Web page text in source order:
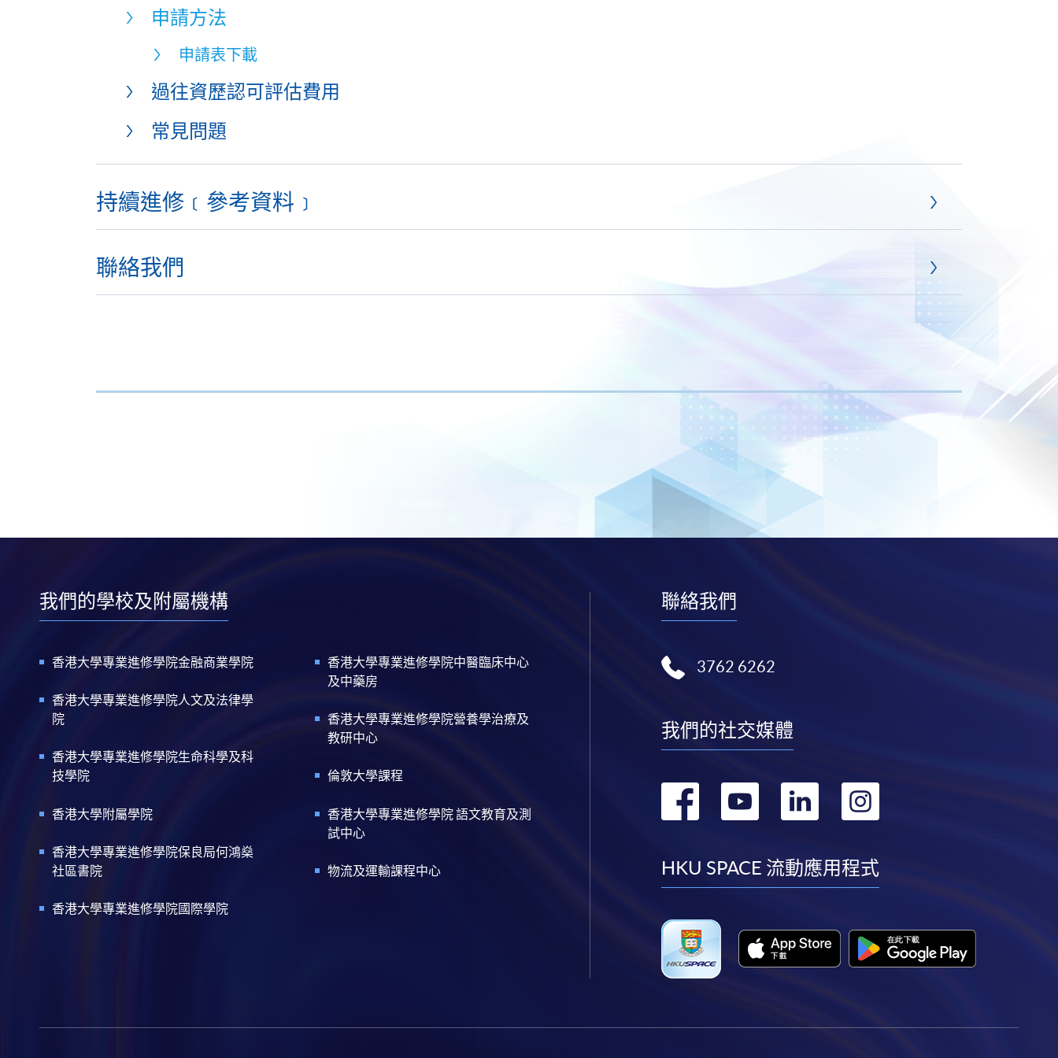
申請方法
申請表下載
過往資歷認可評估費用
常見問題
持續進修﹝參考資料﹞
聯絡我們
我們的學校及附屬機構
香港大學專業進修學院金融商業學院
香港大學專業進修學院人文及法律學
院
香港大學專業進修學院生命科學及科
技學院
香港大學附屬學院
香港大學專業進修學院保良局何鴻燊
社區書院
香港大學專業進修學院國際學院
香港大學專業進修學院中醫臨床中心
及中藥房
香港大學專業進修學院營養學治療及
教研中心
倫敦大學課程
香港大學專業進修學院 語文教育及測
試中心
物流及運輸課程中心
聯絡我們
3762 6262
我們的社交媒體
轉
facebook
轉
youtube
轉
linkedin
轉
instagram
HKU SPACE 流動應用程式